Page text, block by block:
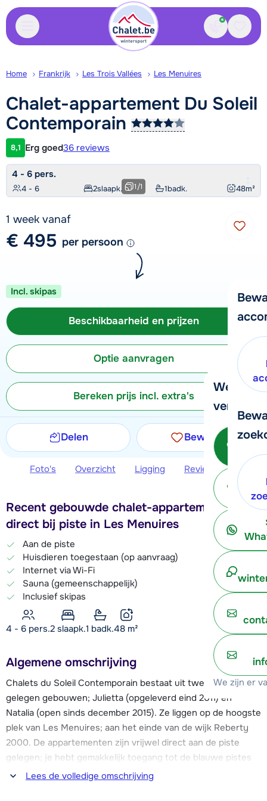
Contact
We
verder!
We zijn er
Home Frankrijk Les Trois Vallées Les Menuires
Chalet-appartement Du Soleil
Contemporain
Klantwaardering
8,1 Erg goed36 reviews
4 - 6 pers.
4 - 6 2slaapk. 1badk. 48m²
1/1
1 week vanaf
€ 495 per persoon
Incl. skipas
Beschikbaarheid en prijzen
Optie aanvragen
Bereken prijs incl. extra's
Delen Bewaren
Foto's Overzicht Ligging Reviews
Recent gebouwde chalet-appartementen
direct bij piste in Les Menuires
Aan de piste
Huisdieren toegestaan (op aanvraag)
Internet via Wi-Fi
Sauna (gemeenschappelijk)
Inclusief skipas
4 - 6 pers.2 slaapk.1 badk.48 m²
Algemene omschrijving
Chalets du Soleil Contemporain bestaat uit twee bij elkaar
gelegen gebouwen; Julietta (opgeleverd eind 2011) en
Natalia (open sinds december 2015). Ze liggen op de hoogste
plek van Les Menuires; aan het einde van de wijk Reberty
2000. De appartementen zijn vrijwel direct aan de piste
gelegen; je hebt gemakkelijk toegang tot de blauwe pistes
en het beginnersgebied van Les Menuires. Elk appartement
Lees de volledige omschrijving